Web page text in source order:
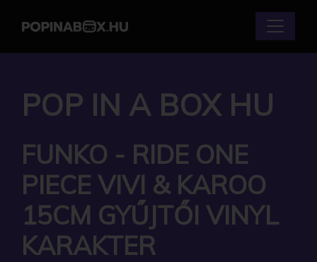
POP IN A BOX HU
FUNKO - RIDE ONE
PIECE VIVI & KAROO
15CM GYŰJTŐI VINYL
KARAKTER